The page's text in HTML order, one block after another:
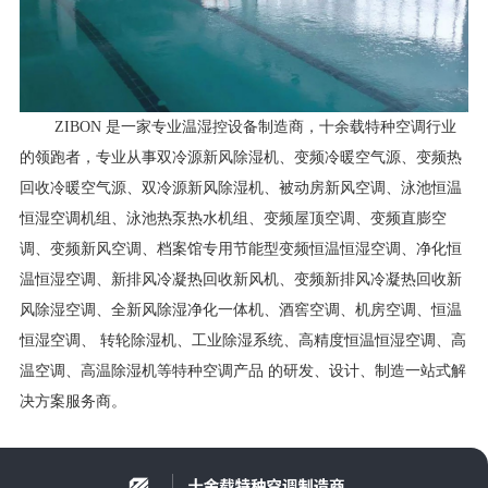
ZIBON 是一家专业温湿控设备制造商，十余载特种空调行业
的领跑者，专业从事双冷源新风除湿机、变频冷暖空气源、变频热
回收冷暖空气源、双冷源新风除湿机、被动房新风空调、泳池恒温
恒湿空调机组、泳池热泵热水机组、变频屋顶空调、变频直膨空
调、变频新风空调、档案馆专用节能型变频恒温恒湿空调、净化恒
温恒湿空调、新排风冷凝热回收新风机、变频新排风冷凝热回收新
风除湿空调、全新风除湿净化一体机、酒窖空调、机房空调、恒温
恒湿空调、 转轮除湿机、工业除湿系统、高精度恒温恒湿空调、高
温空调、高温除湿机等特种空调产品 的研发、设计、制造一站式解
决方案服务商。